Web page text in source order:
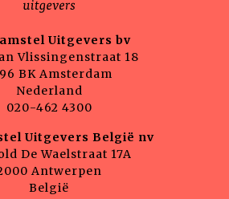
Uitgevers bv
Vlissingenstraat 18
BK Amsterdam
Nederland
020-462 4300
Uitgevers België nv
De Waelstraat 17A
Antwerpen
België